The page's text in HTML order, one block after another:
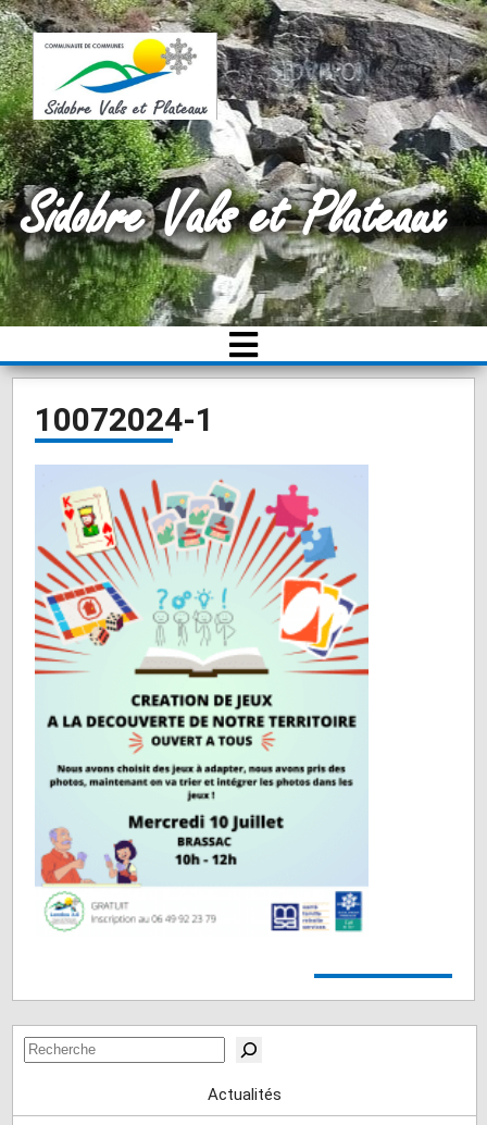
Sidobre Vals et Plateaux
10072024-1
Rechercher
Actualités